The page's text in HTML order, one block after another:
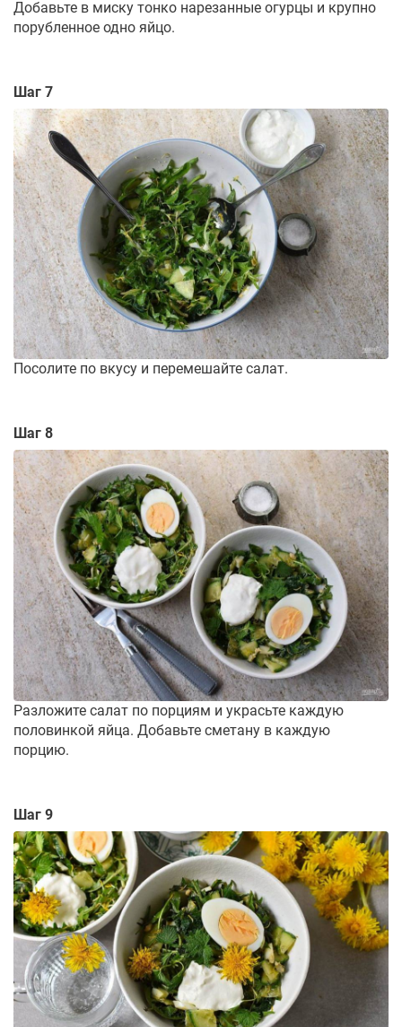
Добавьте в миску тонко нарезанные огурцы и крупно
порубленное одно яйцо.
Шаг 7
Посолите по вкусу и перемешайте салат.
Шаг 8
Разложите салат по порциям и украсьте каждую
половинкой яйца. Добавьте сметану в каждую
порцию.
Шаг 9